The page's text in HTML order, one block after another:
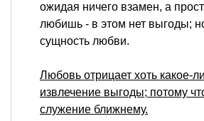
ожидая ничего взамен, а
любишь - в этом нет выгоды;
сущность любви.
Любовь отрицает хоть какое-
извлечение выгоды; потому
служение ближнему.